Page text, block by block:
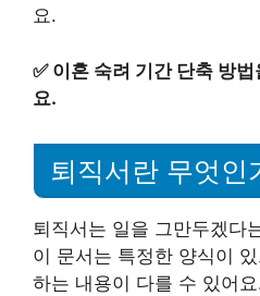
요.
✅ 이혼 숙려 기간 단축 방
요.
퇴직서란 무엇인
퇴직서는 일을 그만두겠다
이 문서는 특정한 양식이
하는 내용이 다를 수 있어